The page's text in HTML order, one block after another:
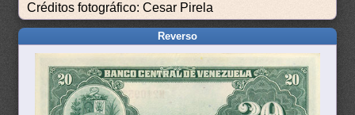
Créditos fotográfico: Cesar Pirela
Reverso